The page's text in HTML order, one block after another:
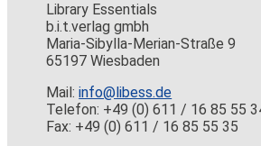
Library Essentials
b.i.t.verlag gmbh
Maria-Sibylla-Merian-Straße 9
65197 Wiesbaden
Mail:info@libess.de
Telefon: +49 (0) 611 / 16 85 55
Fax: +49 (0) 611 / 16 85 55 35